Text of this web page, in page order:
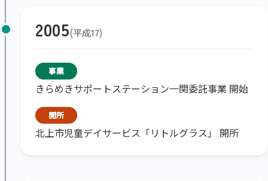
2005 平成17
事業
きらめきサポートステーション一関委託事業 開始
開所
北上市児童デイサービス「リトルグラス」 開所